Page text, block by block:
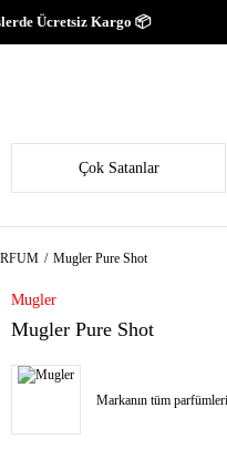
Ücretsiz Kargo 📦
Çok Satanlar
Mugler Pure Shot
Mugler
Mugler Pure Shot
Markanın tüm